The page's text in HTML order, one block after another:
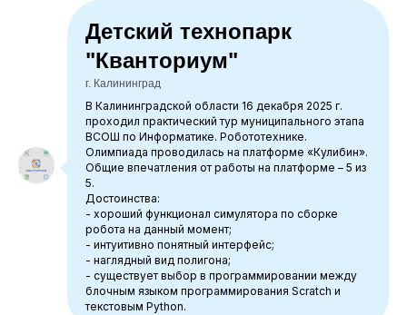
Детский технопарк
"Кванториум"
г. Калининград
В Калининградской области 16 декабря 2025 г.
проходил практический тур муниципального этапа
ВСОШ по Информатике. Робототехнике.
Олимпиада проводилась на платформе «Кулибин».
Общие впечатления от работы на платформе – 5 из
5.
Достоинства:
- хороший функционал симулятора по сборке
робота на данный момент;
- интуитивно понятный интерфейс;
- наглядный вид полигона;
- существует выбор в программировании между
блочным языком программирования Scratch и
текстовым Python.